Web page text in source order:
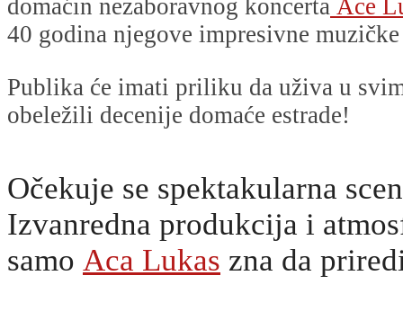
domaćin nezaboravnog koncerta Ace
40 godina njegove impresivne
Publika će imati priliku da uživa u
obeležili decenije domaće estrade!
Očekuje se spektakularna
Izvanredna produkcija i
samo Aca Lukas zna da